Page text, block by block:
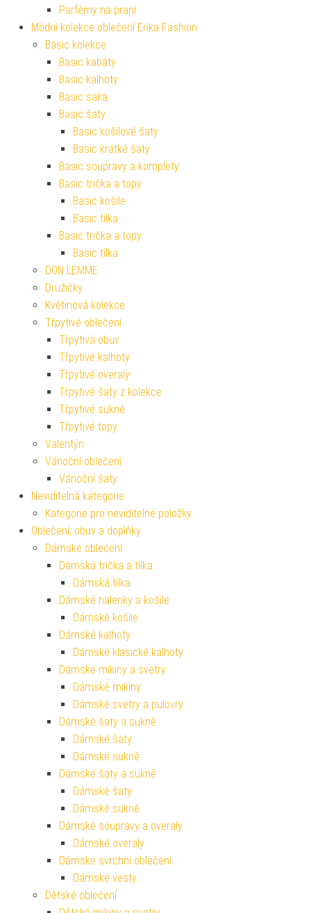
Parfémy na praní
Módní kolekce oblečení Erika Fashion
Basic kolekce
Basic kabáty
Basic kalhoty
Basic saka
Basic šaty
Basic košilové šaty
Basic krátké šaty
Basic soupravy a komplety
Basic trička a topy
Basic košile
Basic tílka
Basic trička a topy
Basic tílka
DON LEMME
Družičky
Květinová kolekce
Třpytivé oblečení
Třpytivá obuv
Třpytivé kalhoty
Třpytivé overaly
Třpytivé šaty z kolekce
Třpytivé sukně
Třpytivé topy
Valentýn
Vánoční oblečení
Vánoční šaty
Neviditelná kategorie
Kategorie pro neviditelné položky
Oblečení, obuv a doplňky
Dámské oblečení
Dámská trička a tílka
Dámská tílka
Dámské halenky a košile
Dámské košile
Dámské kalhoty
Dámské klasické kalhoty
Dámské mikiny a svetry
Dámské mikiny
Dámské svetry a pulovry
Dámské šaty a sukně
Dámské šaty
Dámské sukně
Dámské šaty a sukně
Dámské šaty
Dámské sukně
Dámské soupravy a overaly
Dámské overaly
Dámské svrchní oblečení
Dámské vesty
Dětské oblečení